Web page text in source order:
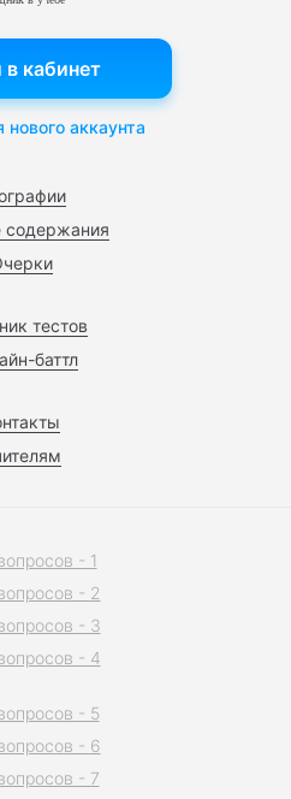
содержания
тестов
баттл
в кабинет
нового аккаунта
- 1
- 2
- 3
- 4
- 5
- 6
- 7